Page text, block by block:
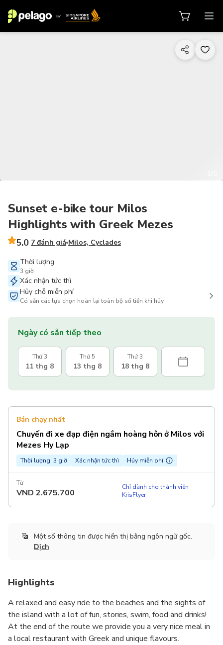
Sunset e-bike tour Milos
Highlights with Greek Mezes
5.0 7 đánh giá Milos, Cyclades
Thời lượng
3 giờ
Xác nhận tức thì
Hủy chỗ miễn phí
Có sẵn các lựa chọn hoàn lại toàn bộ số tiền khi hủy
Ngày có sẵn tiếp theo
Thứ 3
11 thg 8
Thứ 5
13 thg 8
Thứ 3
18 thg 8
Bán chạy nhất
Chuyến đi xe đạp điện ngắm hoàng hôn ở Milos với
Mezes Hy Lạp
Thời lượng: 3 giờ Xác nhận tức thì Hủy miễn phí
Từ
VND 2.675.700
Chỉ dành cho thành viên
KrisFlyer
Một số thông tin được hiển thị bằng ngôn ngữ gốc.
Dịch
Highlights
A relaxed and easy ride to the beaches and the sights of
the island with a lot of fun, stories, swim, food and drinks!
At the end of the route we provide you a very nice meal in
a local restaurant with Greek and unique flavours.